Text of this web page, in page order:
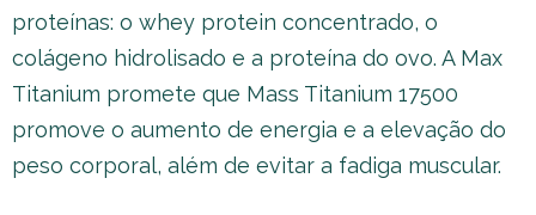
proteínas: o whey protein concentrado, o
colágeno hidrolisado e a proteína do ovo. A Max
Titanium promete que Mass Titanium 17500
promove o aumento de energia e a elevação do
peso corporal, além de evitar a fadiga muscular.